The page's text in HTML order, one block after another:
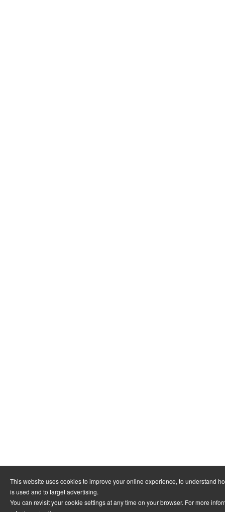
This website uses cookies to improve your online experience, to understand
is used and to target advertising.
You can revisit your cookie settings at any time on your browser. For more